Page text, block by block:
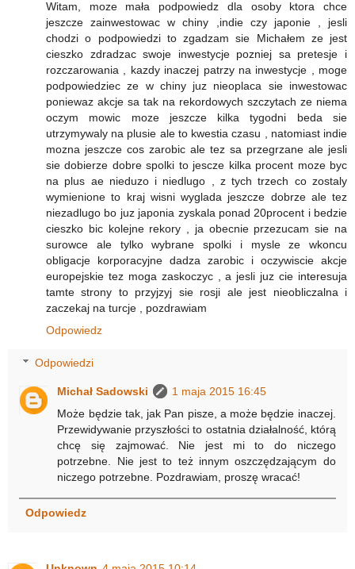
Witam, moze mała podpowiedz dla osoby ktora chce
jeszcze zainwestowac w chiny ,indie czy japonie , jesli
chodzi o podpowiedzi to zgadzam sie Michałem ze jest
cieszko zdradzac swoje inwestycje pozniej sa pretesje i
rozczarowania , kazdy inaczej patrzy na inwestycje , moge
podpowiedziec ze w chiny juz nieoplaca sie inwestowac
poniewaz akcje sa tak na rekordowych szczytach ze niema
oczym mowic moze jeszcze kilka tygodni beda sie
utrzymywaly na plusie ale to kwestia czasu , natomiast indie
mozna jeszcze cos zarobic ale tez sa przegrzane ale jesli
sie dobierze dobre spolki to jescze kilka procent moze byc
na plus ae nieduzo i niedlugo , z tych trzech co zostaly
wymienione to kraj wisni wyglada jeszcze dobrze ale tez
niezadlugo bo juz japonia zyskala ponad 20procent i bedzie
cieszko bic kolejne rekory , ja obecnie przezucam sie na
surowce ale tylko wybrane spolki i mysle ze wkoncu
obligacje korporacyjne dadza zarobic i oczywiscie akcje
europejskie tez moga zaskoczyc , a jesli juz cie interesuja
tamte strony to przyjzyj sie rosji ale jest nieobliczalna i
zaczekaj na turcje , pozdrawiam
Odpowiedz
Odpowiedzi
Michał Sadowski
1 maja 2015 16:45
Może będzie tak, jak Pan pisze, a może będzie inaczej.
Przewidywanie przyszłości to ostatnia działalność, którą
chcę się zajmować. Nie jest mi to do niczego
potrzebne. Nie jest to też innym oszczędzającym do
niczego potrzebne. Pozdrawiam, proszę wracać!
Odpowiedz